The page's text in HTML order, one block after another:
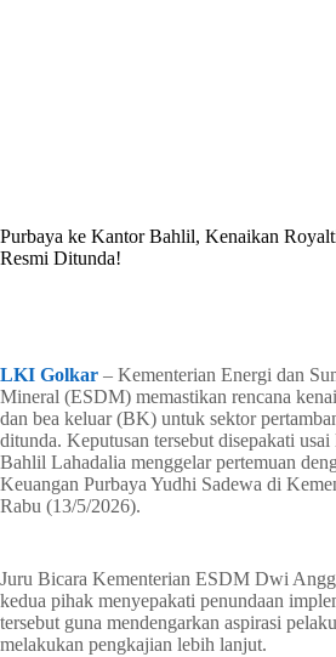
Purbaya ke Kantor Bahlil, Kenaikan
Resmi Ditunda!
LKI Golkar – Kementerian Energi dan
Mineral (ESDM) memastikan rencana
dan bea keluar (BK) untuk sektor
ditunda. Keputusan tersebut disepakati
Bahlil Lahadalia menggelar pertemuan
Keuangan Purbaya Yudhi Sadewa di
Rabu (13/5/2026).
Juru Bicara Kementerian ESDM Dwi
kedua pihak menyepakati penundaan
tersebut guna mendengarkan aspirasi
melakukan pengkajian lebih lanjut.